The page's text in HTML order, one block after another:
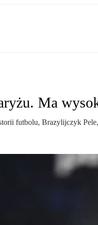
Ma
futbolu, Brazylijczyk